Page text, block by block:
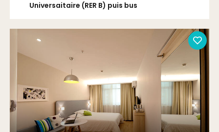
Universaitaire (RER B) puis bus
TVM, BUS 216
TVM, BUS 216